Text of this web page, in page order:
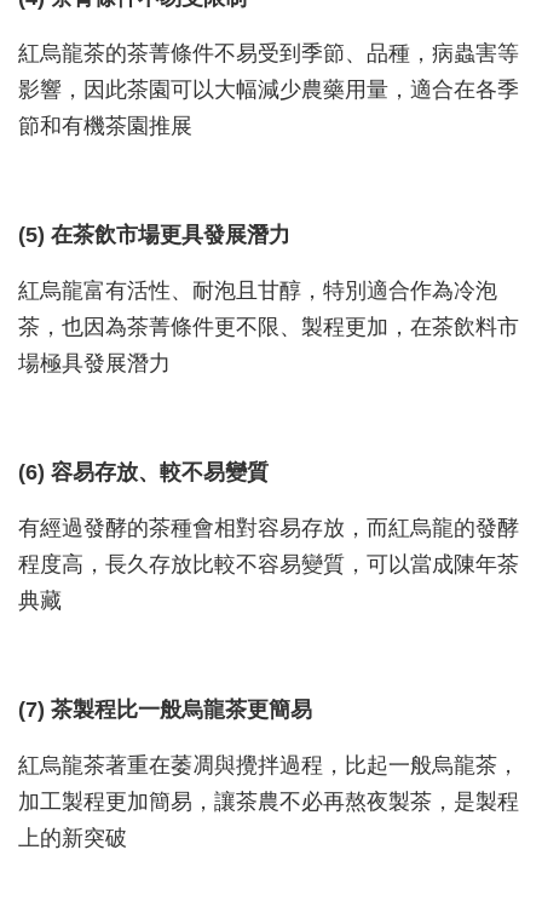
紅烏龍茶的茶菁條件不易受到季節、品種，病蟲害等
影響，因此茶園可以大幅減少農藥用量，適合在各季
節和有機茶園推展
(5) 在茶飲市場更具發展潛力
紅烏龍富有活性、耐泡且甘醇，特別適合作為冷泡
茶，也因為茶菁條件更不限、製程更加，在茶飲料市
場極具發展潛力
(6) 容易存放、較不易變質
有經過發酵的茶種會相對容易存放，而紅烏龍的發酵
程度高，長久存放比較不容易變質，可以當成陳年茶
典藏
(7) 茶製程比一般烏龍茶更簡易
紅烏龍茶著重在萎凋與攪拌過程，比起一般烏龍茶，
加工製程更加簡易，讓茶農不必再熬夜製茶，是製程
上的新突破